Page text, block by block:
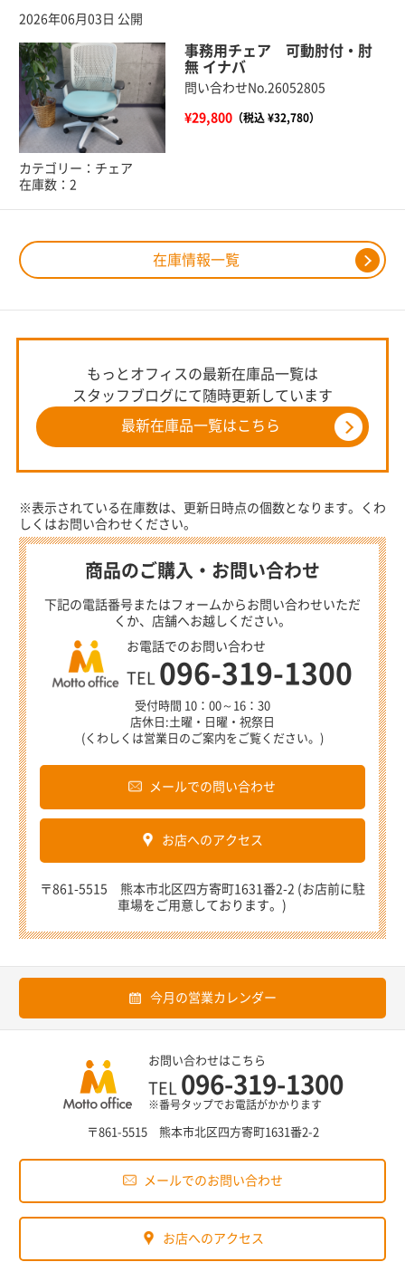
在庫情報一覧
2026年06月03日 公開
事務用チェア 可動肘付・肘
無 イナバ
問い合わせNo.26052805
¥29,800（税込 ¥32,780）
カテゴリー：チェア
在庫数：2
もっとオフィスの最新在庫品一覧は
スタッフブログにて随時更新しています
最新在庫品一覧はこちら
※表示されている在庫数は、更新日時点の個数となります。くわ
しくはお問い合わせください。
商品のご購入・お問い合わせ
下記の電話番号またはフォームからお問い合わせいただ
くか、店舗へお越しください。
お電話でのお問い合わせ
TEL 096-319-1300
受付時間 10：00～16：30
店休日:土曜・日曜・祝祭日
(くわしくは営業日のご案内をご覧ください。)
メールでの問い合わせ
お店へのアクセス
〒861-5515 熊本市北区四方寄町1631番2-2 (お店前に駐
車場をご用意しております。)
今月の営業カレンダー
お問い合わせはこちら
TEL 096-319-1300
※番号タップでお電話がかかります
〒861-5515 熊本市北区四方寄町1631番2-2
メールでのお問い合わせ
お店へのアクセス